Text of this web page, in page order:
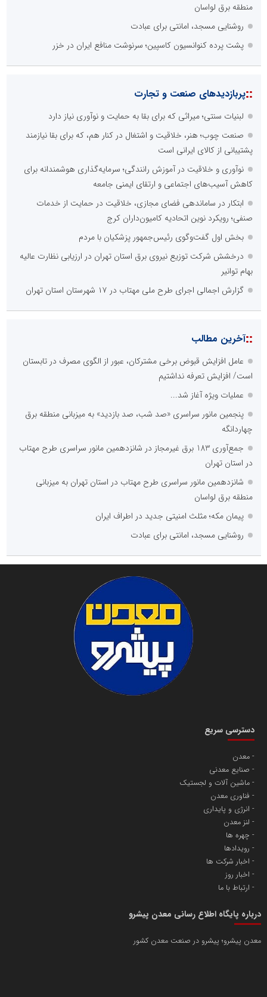
منطقه برق لواسان
روشنایی مسجد، امانتی برای عبادت
پشت پرده کنوانسیون کاسپین؛ سرنوشت منافع ایران در خزر
::پربازدیدهای صنعت و تجارت
لبنیات سنتی؛ میراثی که برای بقا به حمایت و نوآوری نیاز دارد
صنعت چوب؛ هنر، خلاقیت و اشتغال در کنار هم، که برای بقا نیازمند
پشتیبانی از کالای ایرانی است
نوآوری و خلاقیت در آموزش رانندگی؛ سرمایه‌گذاری هوشمندانه برای
کاهش آسیب‌های اجتماعی و ارتقای ایمنی جامعه
ابتکار در ساماندهی فضای مجازی، خلاقیت در حمایت از خدمات
صنفی؛ رویکرد نوین اتحادیه کامیون‌داران کرج
بخش اول گفت‌وگوی رئیس‌جمهور پزشکیان با مردم
درخشش شرکت توزیع نیروی برق استان تهران در ارزیابی نظارت عالیه
بهام توانیر
گزارش اجمالی اجرای طرح ملی مهتاب در ۱۷ شهرستان استان تهران
::آخرین مطالب
عامل افزایش قبوض برخی مشترکان، عبور از الگوی مصرف در تابستان
است/ افزایش تعرفه نداشتیم
عملیات ویژه آغاز شد...
پنجمین مانور سراسری «صد شب، صد بازدید» به میزبانی منطقه برق
چهاردانگه
جمع‌آوری 183 برق غیرمجاز در شانزدهمین مانور سراسری طرح مهتاب
در استان تهران
شانزدهمین مانور سراسری طرح مهتاب در استان تهران به میزبانی
منطقه برق لواسان
پیمان مکه؛ مثلث امنیتی جدید در اطراف ایران
روشنایی مسجد، امانتی برای عبادت
دسترسی سریع
معدن
صنایع معدنی
ماشین آلات و لجستیک
فناوری معدن
انرژی و پایداری
لنز معدن
چهره ها
رویدادها
اخبار شرکت ها
اخبار روز
ارتباط با ما
درباره پایگاه اطلاع رسانی معدن پیشرو
معدن پیشرو؛ پیشرو در صنعت معدن کشور